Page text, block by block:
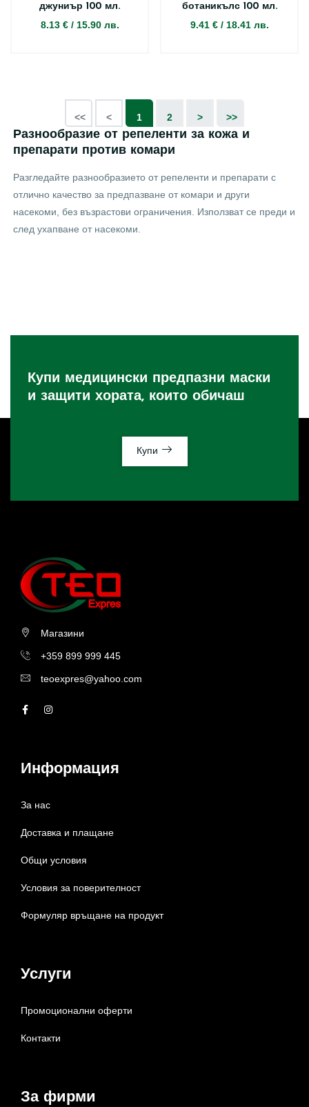
джуниър 100 мл.
8.13 €/ 15.90 лв.
ботаникълс 100 мл.
9.41 €/ 18.41 лв.
<< < 1 2 > >>
Разнообразие от репеленти за кожа и
препарати против комари
Разгледайте разнообразието от репеленти и препарати с
отлично качество за предпазване от комари и други
насекоми, без възрастови ограничения. Използват се преди и
след ухапване от насекоми.
Купи медицински предпазни маски
и защити хората, които обичаш
Купи
Магазини
+359 899 999 445
teoexpres@yahoo.com
Информация
За нас
Доставка и плащане
Общи условия
Условия за поверителност
Формуляр връщане на продукт
Услуги
Промоционални оферти
Контакти
За фирми